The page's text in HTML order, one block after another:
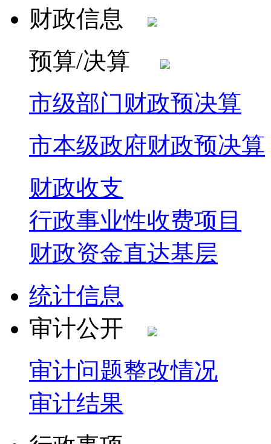
财政信息
预算/决算
市级部门财政预决算
市本级政府财政预决算
财政收支
行政事业性收费项目
财政资金直达基层
统计信息
审计公开
审计问题整改情况
审计结果